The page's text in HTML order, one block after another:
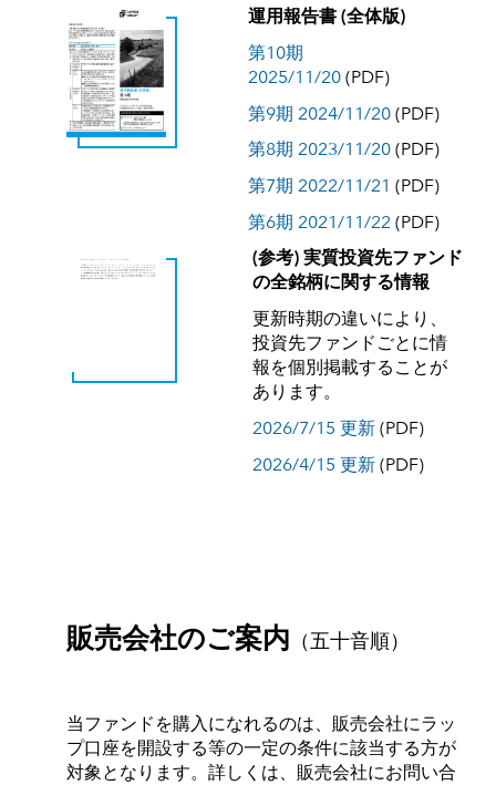
運用報告書 (全体版)
第10期
2025/11/20 (PDF)
第9期 2024/11/20 (PDF)
第8期 2023/11/20 (PDF)
第7期 2022/11/21 (PDF)
第6期 2021/11/22 (PDF)
(参考) 実質投資先ファンド
の全銘柄に関する情報
更新時期の違いにより、
投資先ファンドごとに情
報を個別掲載することが
あります。
2026/7/15 更新(PDF)
2026/4/15 更新(PDF)
販売会社のご案内 （五十音順）
当ファンドを購入になれるのは、販売会社にラッ
プ口座を開設する等の一定の条件に該当する方が
対象となります。詳しくは、販売会社にお問い合